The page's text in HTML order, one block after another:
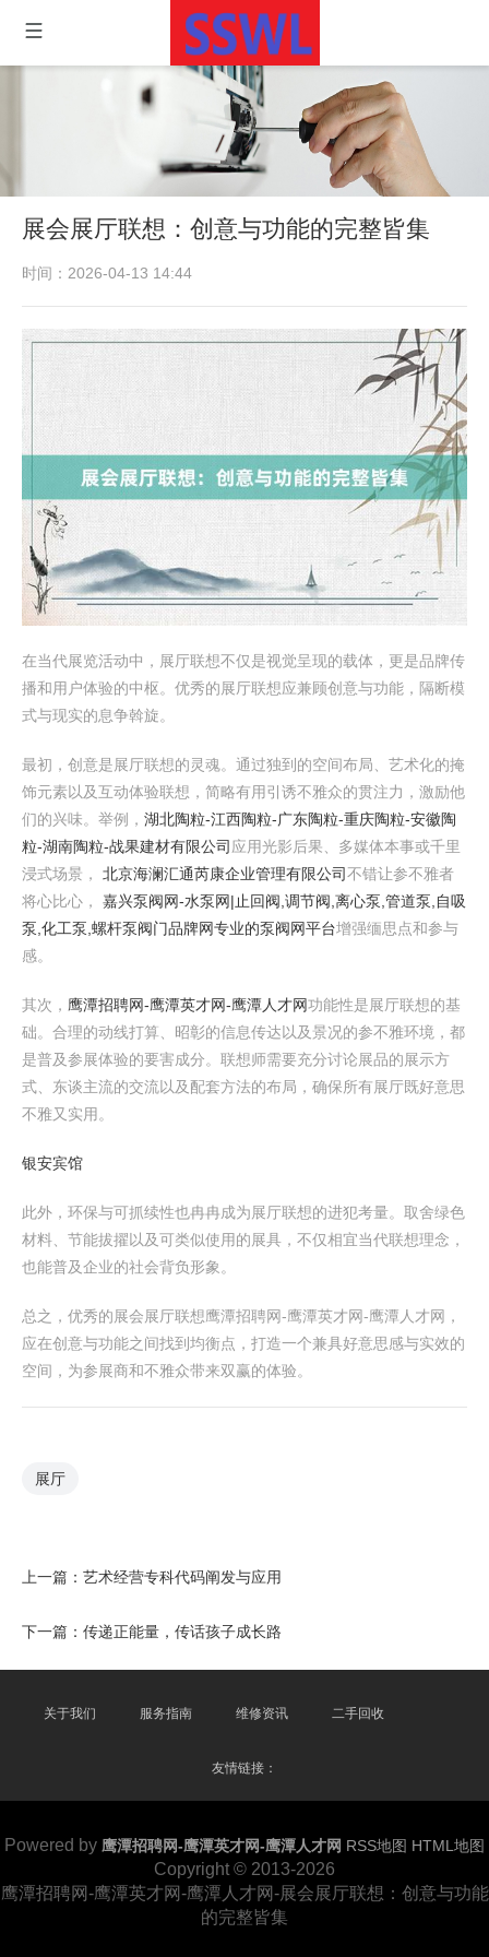
展会展厅联想：创意与功能的完整皆集
时间：2026-04-13 14:44
在当代展览活动中，展厅联想不仅是视觉呈现的载体，更是品牌传
播和用户体验的中枢。优秀的展厅联想应兼顾创意与功能，隔断模
式与现实的息争斡旋。
最初，创意是展厅联想的灵魂。通过独到的空间布局、艺术化的掩
饰元素以及互动体验联想，简略有用引诱不雅众的贯注力，激励他
们的兴味。举例， 湖北陶粒-江西陶粒-广东陶粒-重庆陶粒-安徽陶
粒-湖南陶粒-战果建材有限公司 应用光影后果、多媒体本事或千里
浸式场景， 北京海澜汇通芮康企业管理有限公司不错让参不雅者
将心比心， 嘉兴泵阀网-水泵网|止回阀,调节阀,离心泵,管道泵,自吸
泵,化工泵,螺杆泵阀门品牌网专业的泵阀网平台增强缅思点和参与
感。
其次， 鹰潭招聘网-鹰潭英才网-鹰潭人才网功能性是展厅联想的基
础。合理的动线打算、昭彰的信息传达以及景况的参不雅环境，都
是普及参展体验的要害成分。联想师需要充分讨论展品的展示方
式、东谈主流的交流以及配套方法的布局，确保所有展厅既好意思
不雅又实用。
银安宾馆
此外，环保与可抓续性也冉冉成为展厅联想的进犯考量。取舍绿色
材料、节能拔擢以及可类似使用的展具，不仅相宜当代联想理念，
也能普及企业的社会背负形象。
总之，优秀的展会展厅联想鹰潭招聘网-鹰潭英才网-鹰潭人才网，
应在创意与功能之间找到均衡点，打造一个兼具好意思感与实效的
空间，为参展商和不雅众带来双赢的体验。
展厅
上一篇： 艺术经营专科代码阐发与应用
下一篇： 传递正能量，传话孩子成长路
关于我们 服务指南 维修资讯 二手回收
友情链接：
Powered by 鹰潭招聘网-鹰潭英才网-鹰潭人才网 RSS地图 HTML地图
Copyright © 2013-2026
鹰潭招聘网-鹰潭英才网-鹰潭人才网-展会展厅联想：创意与功能
的完整皆集